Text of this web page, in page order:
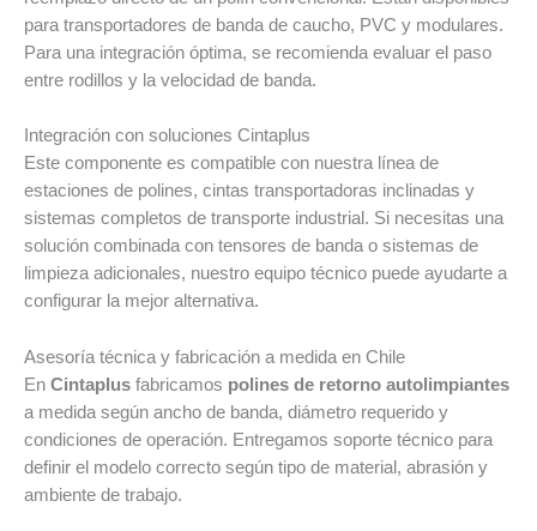
para transportadores de banda de caucho, PVC y modulares.
Para una integración óptima, se recomienda evaluar el paso
entre rodillos y la velocidad de banda.
Integración con soluciones Cintaplus
Este componente es compatible con nuestra línea de
estaciones de polines, cintas transportadoras inclinadas y
sistemas completos de transporte industrial. Si necesitas una
solución combinada con tensores de banda o sistemas de
limpieza adicionales, nuestro equipo técnico puede ayudarte a
configurar la mejor alternativa.
Asesoría técnica y fabricación a medida en Chile
En Cintaplus fabricamos polines de retorno autolimpiantes
a medida según ancho de banda, diámetro requerido y
condiciones de operación. Entregamos soporte técnico para
definir el modelo correcto según tipo de material, abrasión y
ambiente de trabajo.